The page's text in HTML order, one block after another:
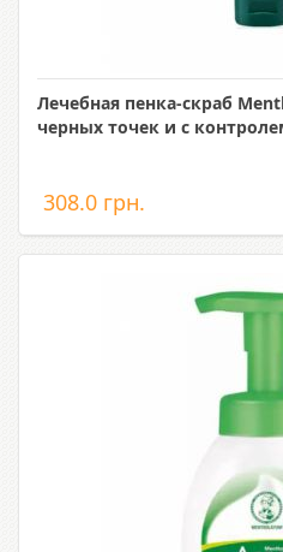
Лечебная пенка-скраб
черных точек и с
308.0 грн.